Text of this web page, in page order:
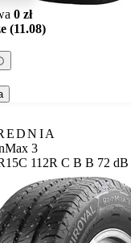
0 zł
(11.08)
3
112R Etykieta:
C B B 72 dB